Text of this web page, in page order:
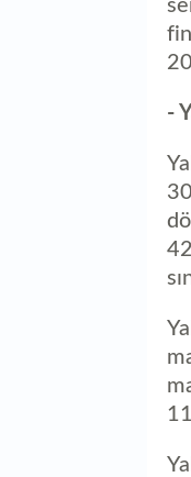
-